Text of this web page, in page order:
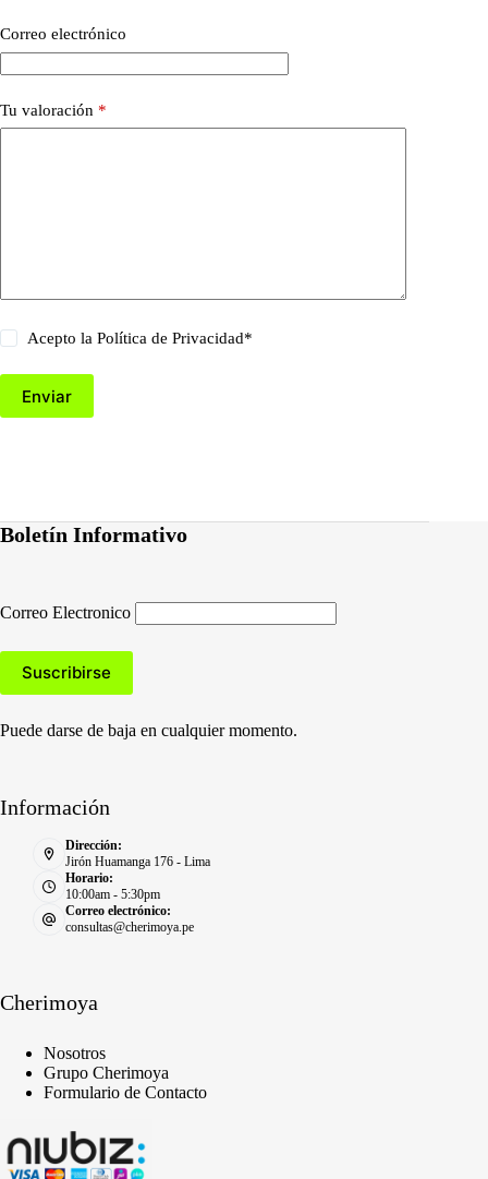
Correo electrónico
Tu valoración *
Acepto laPolítica de Privacidad*
Enviar
Boletín Informativo
Correo Electronico
Puede darse de baja en cualquier momento.
Información
Dirección:
Jirón Huamanga 176 - Lima
Horario:
10:00am - 5:30pm
Correo electrónico:
consultas@cherimoya.pe
Cherimoya
Nosotros
Grupo Cherimoya
Formulario de Contacto